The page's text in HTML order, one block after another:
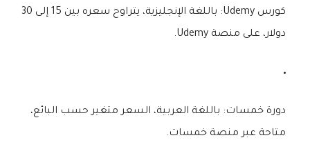
كورس Udemy
: باللغة الإنجليزية، يتراوح سعره بين 15 إلى 30
دولار، على منصة Udemy
.
دورة خمسات: باللغة العربية، السعر متغير حسب البائع،
متاحة عبر منصة خمسات.